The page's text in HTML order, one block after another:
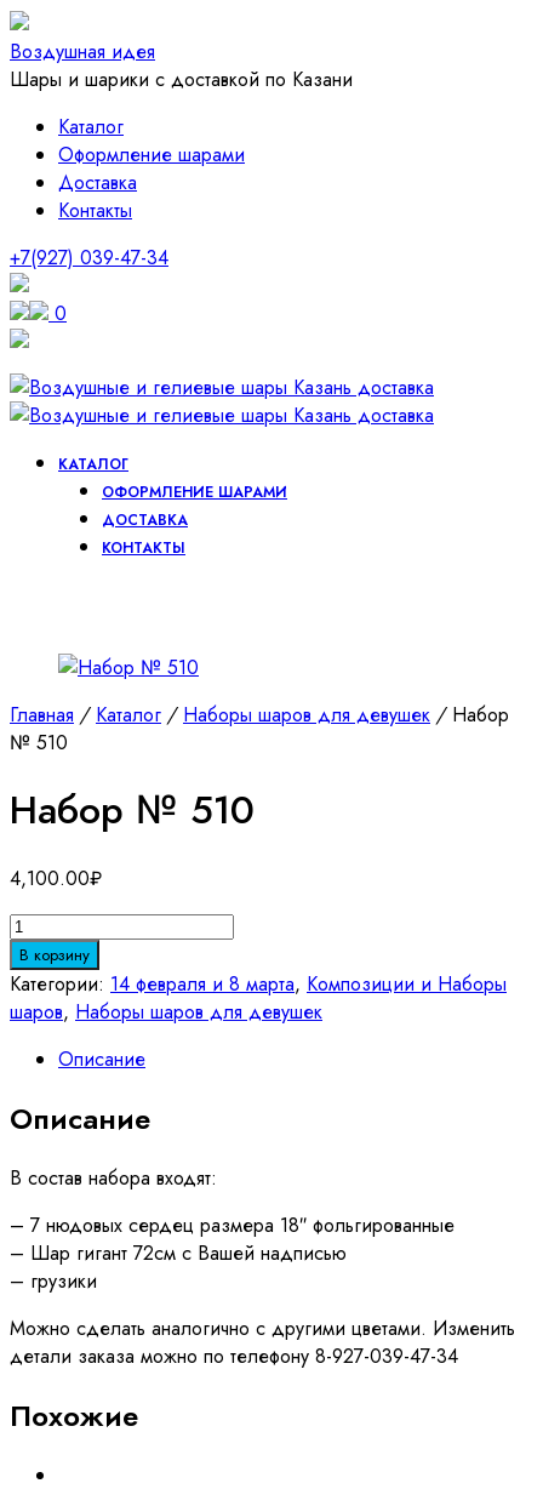
Воздушная идея
Шары и шарики с доставкой по Казани
Каталог
Оформление шарами
Доставка
Контакты
+7(927) 039-47-34
0
КАТАЛОГ
ОФОРМЛЕНИЕ ШАРАМИ
ДОСТАВКА
КОНТАКТЫ
Главная / Каталог / Наборы шаров для девушек /Набор
№ 510
Набор № 510
4,100.00₽
Количество
товара
Набор
№
В корзину
Категории: 14 февраля и 8 марта, Композиции и Наборы
шаров, Наборы шаров для девушек
Описание
Описание
В состав набора входят:
– 7 нюдовых сердец размера 18″ фольгированные
– Шар гигант 72см с Вашей надписью
– грузики
Можно сделать аналогично с другими цветами. Изменить
детали заказа можно по телефону 8-927-039-47-34
Похожие